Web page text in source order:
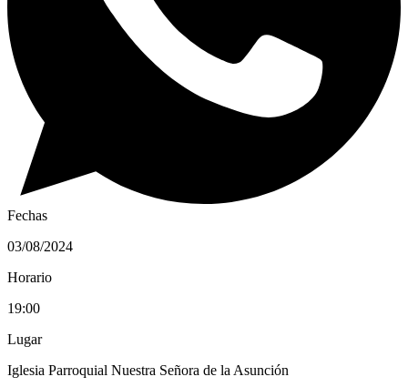
Fechas
03/08/2024
Horario
19:00
Lugar
Iglesia Parroquial Nuestra Señora de la Asunción